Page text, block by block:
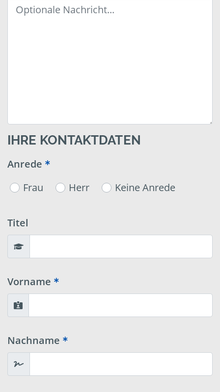
IHRE KONTAKTDATEN
Anrede
Frau
Herr Keine Anrede
Titel
Vorname
Nachname